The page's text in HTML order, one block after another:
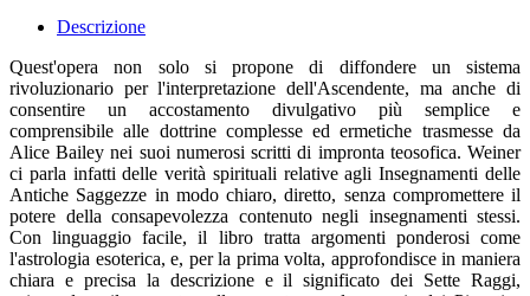
Descrizione
Quest'opera non solo si propone di diffondere un sistema
rivoluzionario per l'interpretazione dell'Ascendente, ma anche di
consentire un accostamento divulgativo più semplice e
comprensibile alle dottrine complesse ed ermetiche trasmesse da
Alice Bailey nei suoi numerosi scritti di impronta teosofica. Weiner
ci parla infatti delle verità spirituali relative agli Insegnamenti delle
Antiche Saggezze in modo chiaro, diretto, senza compromettere il
potere della consapevolezza contenuto negli insegnamenti stessi.
Con linguaggio facile, il libro tratta argomenti ponderosi come
l'astrologia esoterica, e, per la prima volta, approfondisce in maniera
chiara e precisa la descrizione e il significato dei Sette Raggi,